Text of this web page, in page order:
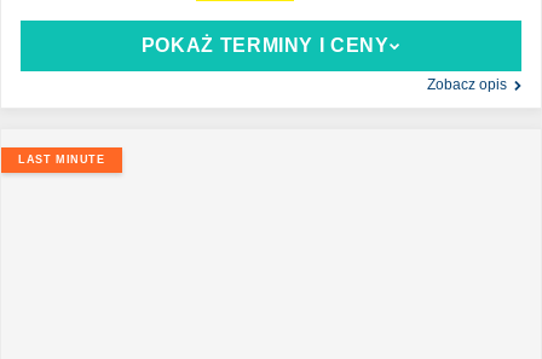
POKAŻ TERMINY I CENY
Zobacz opis
LAST MINUTE